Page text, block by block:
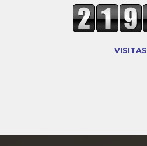
VISITAS